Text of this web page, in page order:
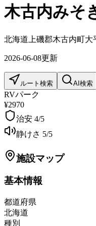
木古内みそ
北海道上磯郡木古内町大
2026-06-08更新
ルート検索 AI検索
RVパーク
¥2970
治安 4/5
静けさ 5/5
施設マップ
基本情報
都道府県
北海道
種別